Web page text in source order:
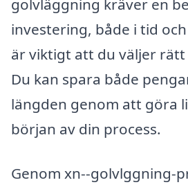
golvläggning kräver en
investering, både i tid
är viktigt att du väljer
Du kan spara både
längden genom att göra
början av din process.
Genom xn--golvlggning-